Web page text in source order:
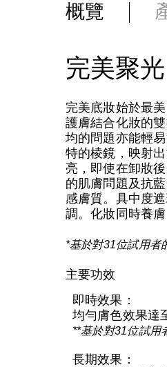
概覽
完美聚光
完美底妝始於最
護膚結合化妝的
均的問題亦能輕
特的棱鏡，映射
亮，即使在卸妝
的肌膚問題及抗
感膚質。具中度
調。化妝同時養
*基於對31位試用者
主要功效
即時效果：
均勻膚色效果達
**基於對31位試用
長期效果：